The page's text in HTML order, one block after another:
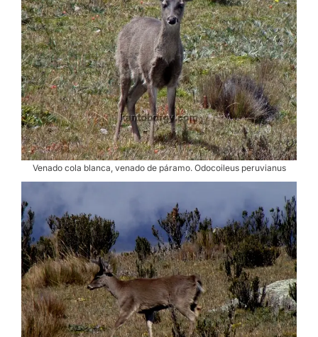
Venado cola blanca, venado de páramo. Odocoileus peruvianus